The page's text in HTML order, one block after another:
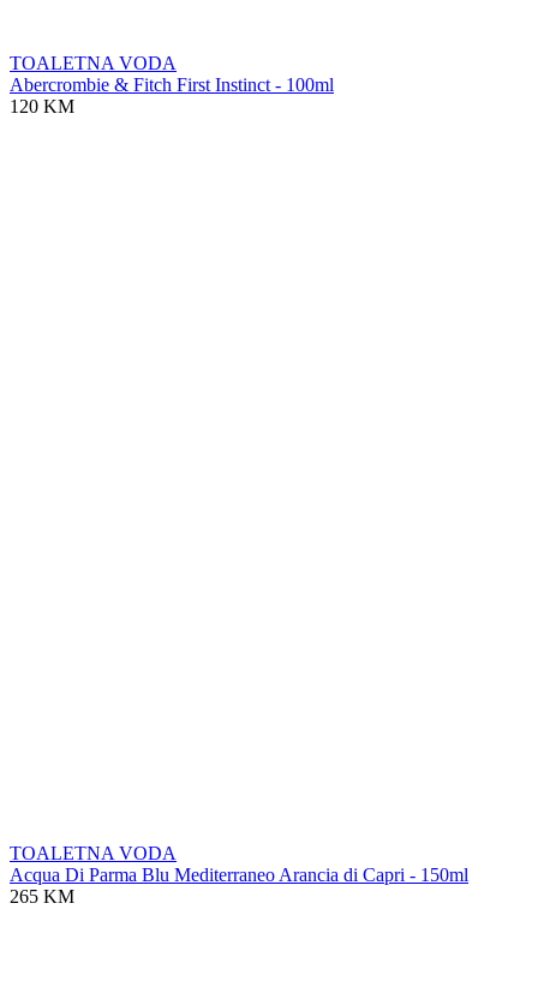
TOALETNA VODA
Abercrombie & Fitch First Instinct - 100ml
120 KM
TOALETNA VODA
Acqua Di Parma Blu Mediterraneo Arancia di Capri - 150ml
265 KM